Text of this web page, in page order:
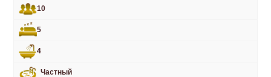
10
5
4
Частный